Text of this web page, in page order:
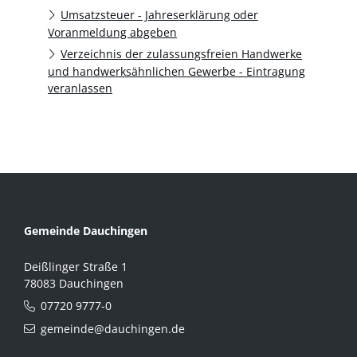
Umsatzsteuer - Jahreserklärung oder
Voranmeldung abgeben
Verzeichnis der zulassungsfreien Handwerke
und handwerksähnlichen Gewerbe - Eintragung
veranlassen
Gemeinde Dauchingen
Deißlinger Straße 1
78083 Dauchingen
07720 9777-0
gemeinde@dauchingen.de